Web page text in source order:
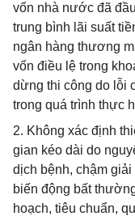
vốn nhà nước đã
trung bình lãi suất
ngân hàng thương
vốn điều lệ trong
dừng thi công do lỗi
trong quá trình thực
2. Không xác định
gian kéo dài do
dịch bệnh, chậm
biến động bất
hoạch, tiêu chuẩn,